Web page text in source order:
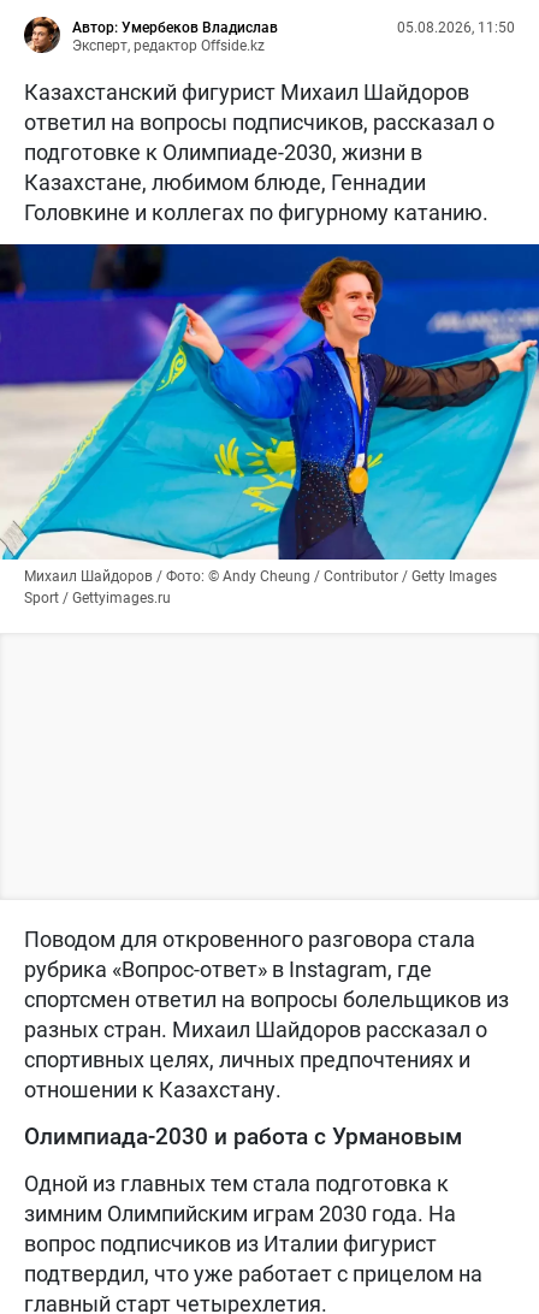
Автор: Умербеков Владислав
Эксперт, редактор Offside.kz
05.08.2026, 11:50
Казахстанский фигурист Михаил Шайдоров
ответил на вопросы подписчиков, рассказал о
подготовке к Олимпиаде-2030, жизни в
Казахстане, любимом блюде, Геннадии
Головкине и коллегах по фигурному катанию.
Михаил Шайдоров / Фото: © Andy Cheung / Contributor / Getty Images
Sport / Gettyimages.ru
Поводом для откровенного разговора стала
рубрика «Вопрос-ответ» в Instagram, где
спортсмен ответил на вопросы болельщиков из
разных стран. Михаил Шайдоров рассказал о
спортивных целях, личных предпочтениях и
отношении к Казахстану.
Олимпиада-2030 и работа с Урмановым
Одной из главных тем стала подготовка к
зимним Олимпийским играм 2030 года. На
вопрос подписчиков из Италии фигурист
подтвердил, что уже работает с прицелом на
главный старт четырехлетия.